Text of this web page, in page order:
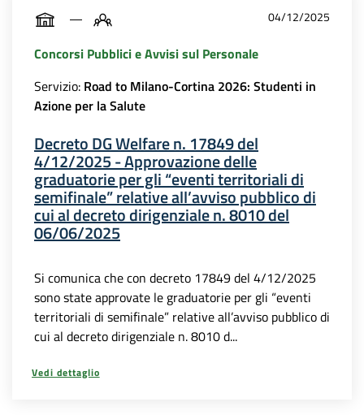
04/12/2025
Concorsi Pubblici e Avvisi sul Personale
Servizio: Road to Milano-Cortina 2026: Studenti in
Azione per la Salute
Decreto DG Welfare n. 17849 del
4/12/2025 - Approvazione delle
graduatorie per gli “eventi territoriali di
semifinale” relative all’avviso pubblico di
cui al decreto dirigenziale n. 8010 del
06/06/2025
Si comunica che con decreto 17849 del 4/12/2025
sono state approvate le graduatorie per gli “eventi
territoriali di semifinale” relative all’avviso pubblico di
cui al decreto dirigenziale n. 8010 d...
Vedi dettaglio